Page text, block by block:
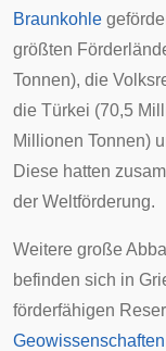
Braunkohle
größten
Tonnen), die
die Türkei (70,5
Millionen Tonnen)
Diese hatten
der Weltförderung.
Weitere große
befinden sich in
förderfähigen